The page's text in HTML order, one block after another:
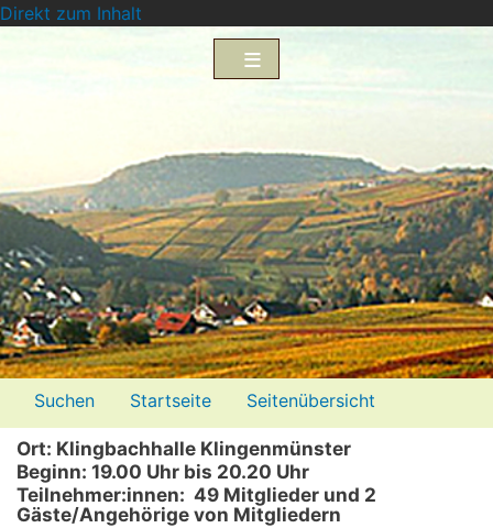
Direkt zum Inhalt
Menü2
Suchen Startseite
Seitenübersicht
Impressum
Datenschutzerklärung
Ort: Klingbachhalle Klingenmünster
Beginn: 19.00 Uhr bis 20.20 Uhr
Teilnehmer:innen: 49 Mitglieder und 2
Gäste/Angehörige von Mitgliedern